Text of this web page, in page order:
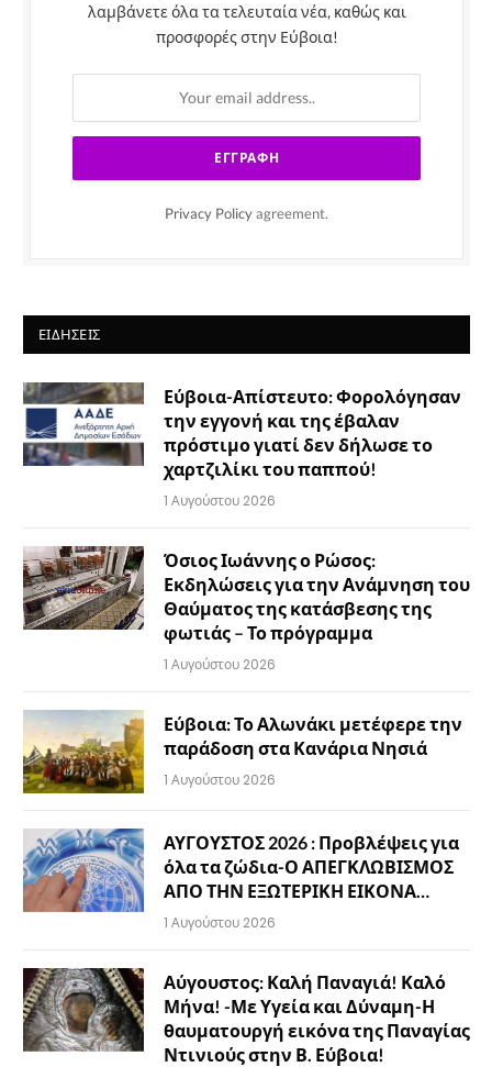
λαμβάνετε όλα τα τελευταία νέα, καθώς και
προσφορές στην Εύβοια!
Privacy Policy agreement.
ΕΙΔΉΣΕΙΣ
Εύβοια-Απίστευτο: Φορολόγησαν
την εγγονή και της έβαλαν
πρόστιμο γιατί δεν δήλωσε το
χαρτζιλίκι του παππού!
1 Αυγούστου 2026
Όσιος Ιωάννης ο Ρώσος:
Εκδηλώσεις για την Ανάμνηση του
Θαύματος της κατάσβεσης της
φωτιάς – Το πρόγραμμα
1 Αυγούστου 2026
Εύβοια: Το Αλωνάκι μετέφερε την
παράδοση στα Κανάρια Νησιά
1 Αυγούστου 2026
ΑΥΓΟΥΣΤΟΣ 2026 : Προβλέψεις για
όλα τα ζώδια-Ο ΑΠΕΓΚΛΩΒΙΣΜΟΣ
ΑΠΟ ΤΗΝ ΕΞΩΤΕΡΙΚΗ ΕΙΚΟΝΑ…
1 Αυγούστου 2026
Αύγουστος: Καλή Παναγιά! Καλό
Μήνα! -Με Υγεία και Δύναμη-Η
θαυματουργή εικόνα της Παναγίας
Ντινιούς στην Β. Εύβοια!